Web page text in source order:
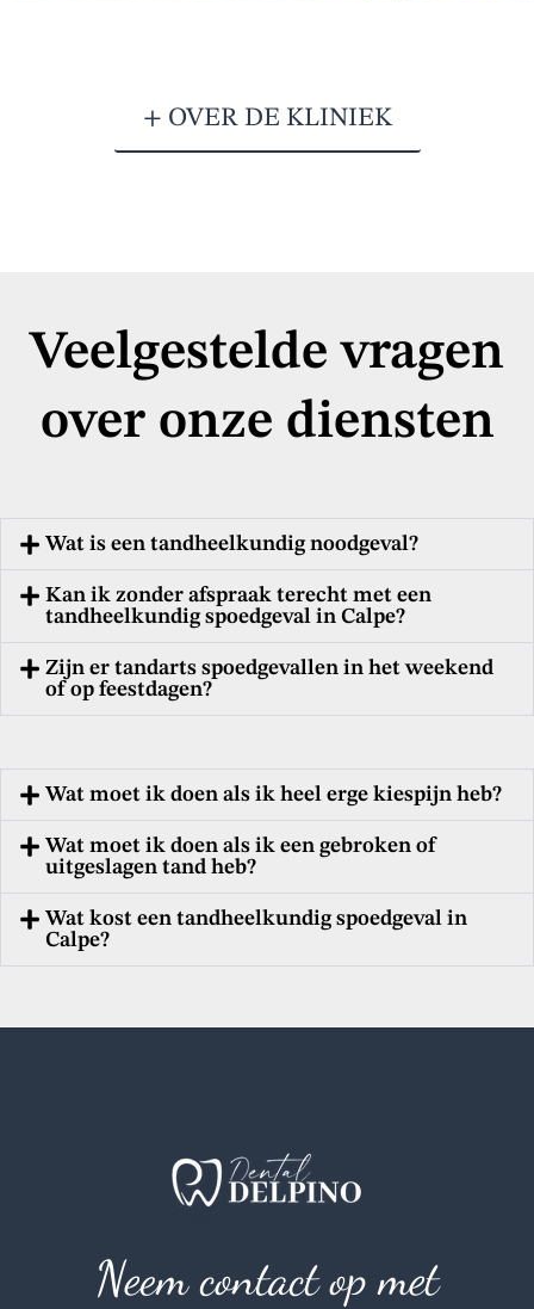
+ OVER DE KLINIEK
Veelgestelde vragen
over onze diensten
Wat is een tandheelkundig noodgeval?
Kan ik zonder afspraak terecht met een
tandheelkundig spoedgeval in Calpe?
Zijn er tandarts spoedgevallen in het weekend
of op feestdagen?
Wat moet ik doen als ik heel erge kiespijn heb?
Wat moet ik doen als ik een gebroken of
uitgeslagen tand heb?
Wat kost een tandheelkundig spoedgeval in
Calpe?
Neem contact op met